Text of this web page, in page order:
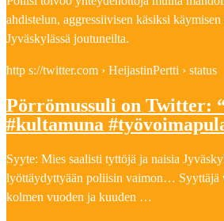
ahdistelun, aggressiivisen käsiksi
Jyväskylässä joutuneilta.
http s://twitter.com › HeijastinPertti › status
Pörrömussuli on Twitter:
#kultamuna
Syyte: Mies saalisti tyttöjä ja naisia
lyöttäydyttyään poliisin vaimon… Syyttäjä
kolmen vuoden ja kuuden …